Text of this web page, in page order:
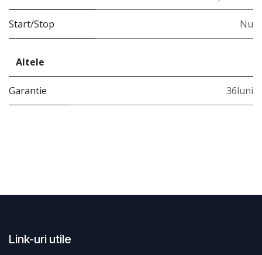
Start/Stop Nu
Altele
Garantie 36luni
Link-uri utile